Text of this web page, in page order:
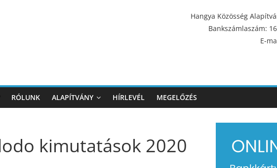
Hangya Közösség
Bankszámlaszám:
E-
RÓLUNK ALAPÍTVÁNY HÍRLEVÉL MEGELŐZÉS
kimutatások 2020